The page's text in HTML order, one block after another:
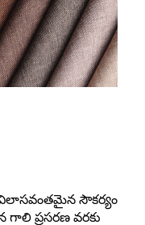
సౌకర్యం
ప్రసరణ వరకు